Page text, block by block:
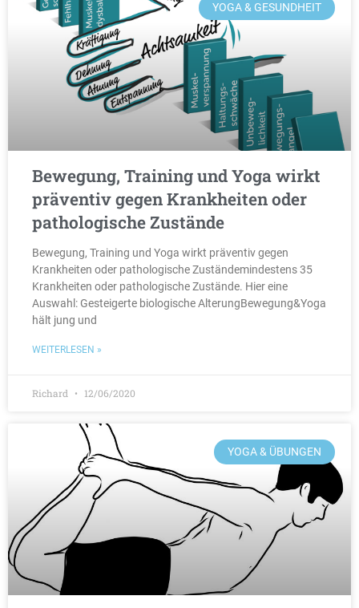
YOGA & GESUNDHEIT
Bewegung, Training und Yoga wirkt
präventiv gegen Krankheiten oder
pathologische Zustände
Bewegung, Training und Yoga wirkt präventiv gegen
Krankheiten oder pathologische Zuständemindestens 35
Krankheiten oder pathologische Zustände. Hier eine
Auswahl: Gesteigerte biologische AlterungBewegung&Yoga
hält jung und
WEITERLESEN »
Richard 12/06/2020
YOGA & ÜBUNGEN